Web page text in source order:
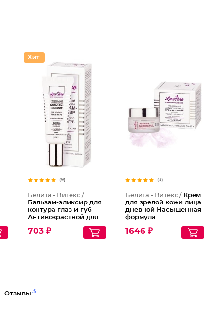
(9)
Белита - Витекс /
Бальзам-эликсир для
контура глаз и губ
Антивозрастной для
703 ₽
(3)
Белита - Витекс / Крем
для зрелой кожи лица
дневной Насыщенная
формула
LuxCare 45+
1646 ₽
Отзывы 3